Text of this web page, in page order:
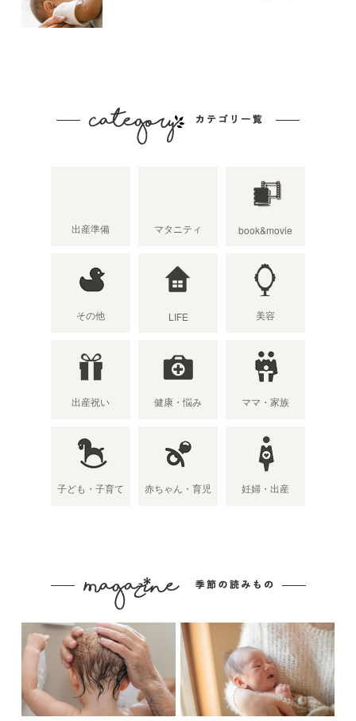
出産準備 マタニティ book&movie
その他 LIFE 美容
出産祝い 健康・悩み ママ・家族
子ども・子育て 赤ちゃん・育児 妊婦・出産